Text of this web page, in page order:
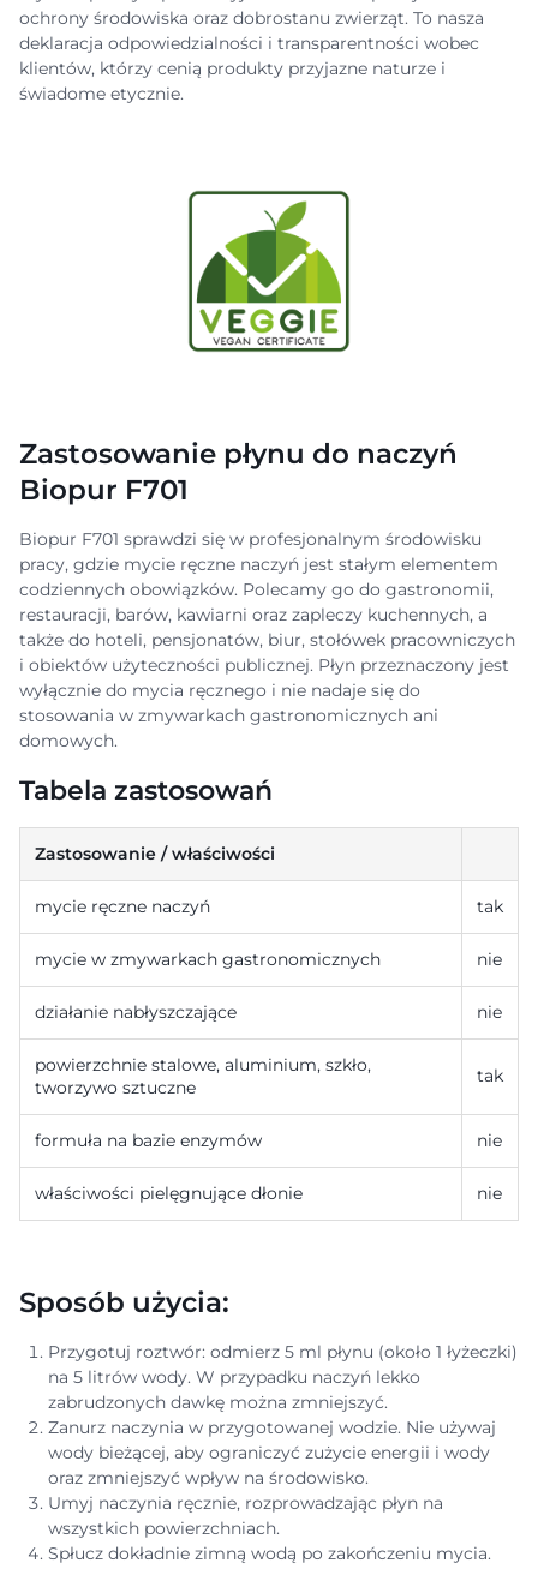
ochrony środowiska oraz dobrostanu zwierząt. To nasza
deklaracja odpowiedzialności i transparentności wobec
klientów, którzy cenią produkty przyjazne naturze i
świadome etycznie.
Zastosowanie płynu do naczyń
Biopur F701
Biopur F701 sprawdzi się w profesjonalnym środowisku
pracy, gdzie mycie ręczne naczyń jest stałym elementem
codziennych obowiązków. Polecamy go do gastronomii,
restauracji, barów, kawiarni oraz zapleczy kuchennych, a
także do hoteli, pensjonatów, biur, stołówek pracowniczych
i obiektów użyteczności publicznej. Płyn przeznaczony jest
wyłącznie do mycia ręcznego i nie nadaje się do
stosowania w zmywarkach gastronomicznych ani
domowych.
Tabela zastosowań
Zastosowanie / właściwości
mycie ręczne naczyń tak
mycie w zmywarkach gastronomicznych nie
działanie nabłyszczające nie
powierzchnie stalowe, aluminium, szkło,
tworzywo sztuczne
tak
formuła na bazie enzymów nie
właściwości pielęgnujące dłonie nie
Sposób użycia:
Przygotuj roztwór: odmierz 5 ml płynu (około 1 łyżeczki)
na 5 litrów wody. W przypadku naczyń lekko
zabrudzonych dawkę można zmniejszyć.
Zanurz naczynia w przygotowanej wodzie. Nie używaj
wody bieżącej, aby ograniczyć zużycie energii i wody
oraz zmniejszyć wpływ na środowisko.
Umyj naczynia ręcznie, rozprowadzając płyn na
wszystkich powierzchniach.
Spłucz dokładnie zimną wodą po zakończeniu mycia.